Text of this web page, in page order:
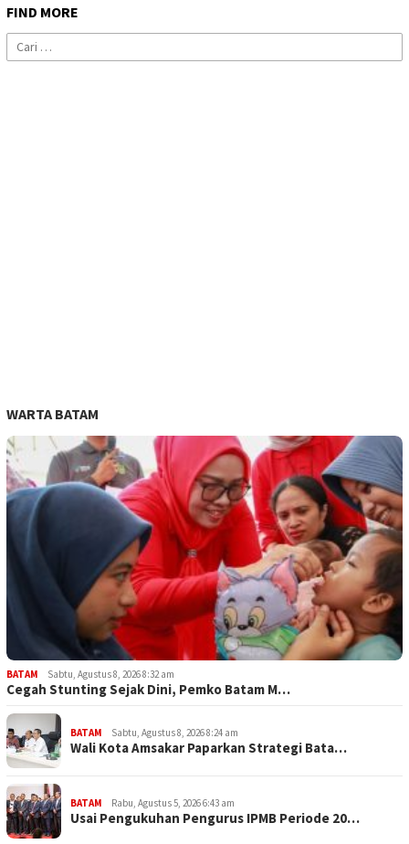
FIND MORE
Cari
untuk:
WARTA BATAM
BATAM Sabtu, Agustus 8, 2026 8:32 am
Cegah Stunting Sejak Dini, Pemko Batam M…
BATAM Sabtu, Agustus 8, 2026 8:24 am
Wali Kota Amsakar Paparkan Strategi Bata…
BATAM Rabu, Agustus 5, 2026 6:43 am
Usai Pengukuhan Pengurus IPMB Periode 20…